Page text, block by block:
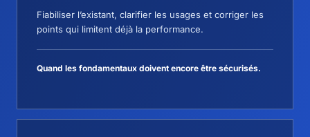
Fiabiliser l’existant, clarifier les usages et corriger les
points qui limitent déjà la performance.
Quand les fondamentaux doivent encore être sécurisés.